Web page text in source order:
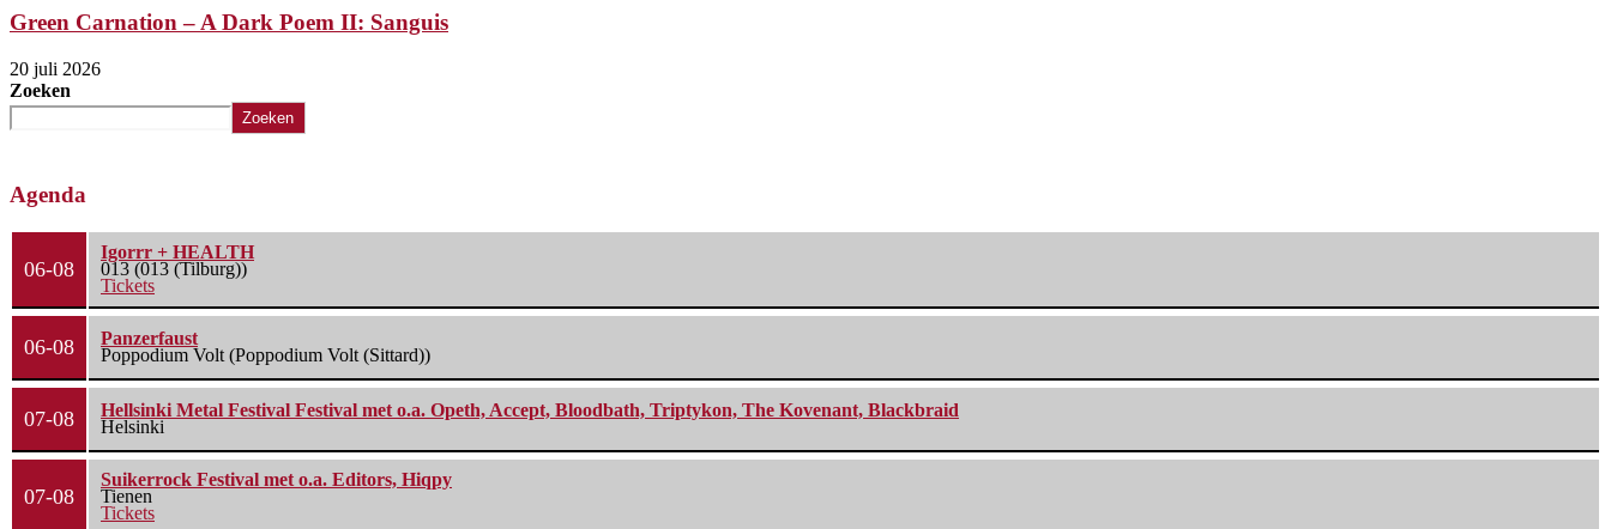
Green Carnation – A Dark Poem II: Sanguis
20 juli 2026
Zoeken
Zoeken
Agenda
06-08
Igorrr + HEALTH
013 (013 (Tilburg))
Tickets
06-08
Panzerfaust
Poppodium Volt (Poppodium Volt (Sittard))
07-08
Hellsinki Metal Festival Festival met o.a. Opeth, Accept, Bloodbath, Triptykon, The Kovenant, Blackbraid
Helsinki
07-08
Suikerrock Festival met o.a. Editors, Hiqpy
Tienen
Tickets